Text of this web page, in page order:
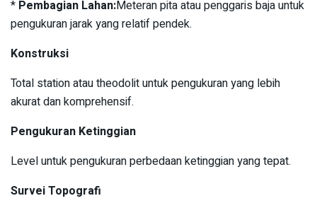
* Pembagian Lahan:Meteran pita atau penggaris baja untuk
pengukuran jarak yang relatif pendek.
Konstruksi
Total station atau theodolit untuk pengukuran yang lebih
akurat dan komprehensif.
Pengukuran Ketinggian
Level untuk pengukuran perbedaan ketinggian yang tepat.
Survei Topografi